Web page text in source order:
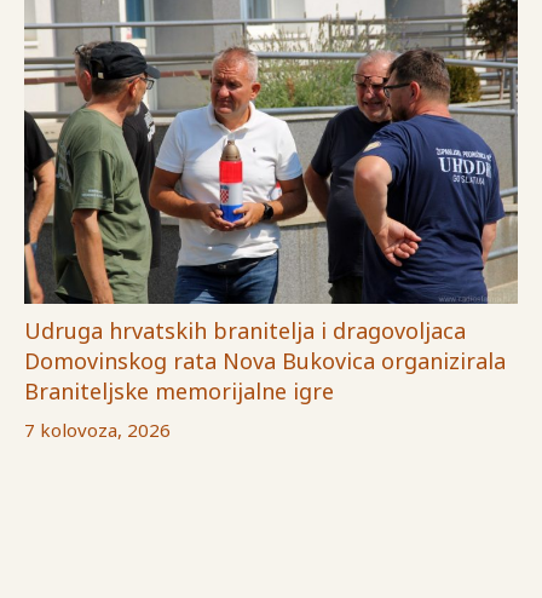
Udruga hrvatskih branitelja i dragovoljaca
Domovinskog rata Nova Bukovica organizirala
Braniteljske memorijalne igre
7 kolovoza, 2026